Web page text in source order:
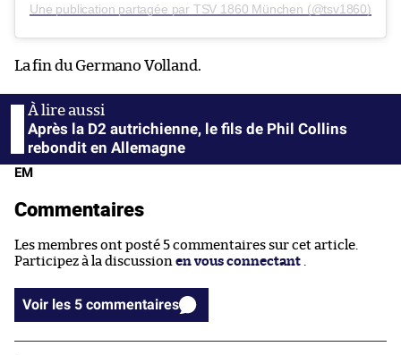
Une publication partagée par TSV 1860 München (@tsv1860)
La fin du Germano Volland.
Après la D2 autrichienne, le fils de Phil Collins
rebondit en Allemagne
EM
Commentaires
Les membres ont posté 5 commentaires sur cet article.
Participez à la discussion en vous connectant
Voir les 5 commentaires